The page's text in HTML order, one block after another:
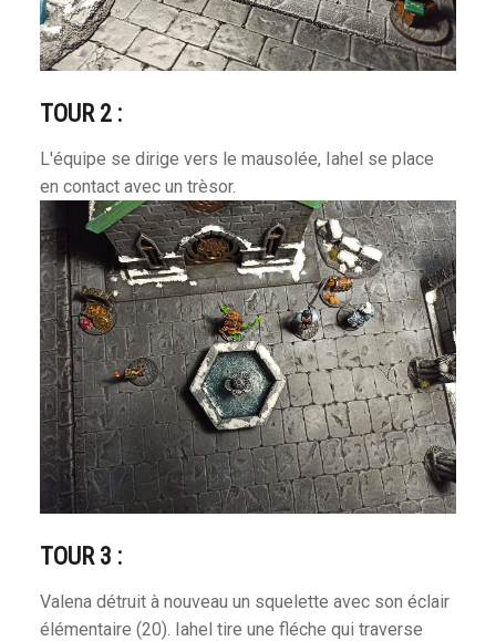
TOUR 2 :
L'équipe se dirige vers le mausolée, Iahel se place
en contact avec un trèsor.
TOUR 3 :
Valena détruit à nouveau un squelette avec son éclair
élémentaire (20). Iahel tire une fléche qui traverse